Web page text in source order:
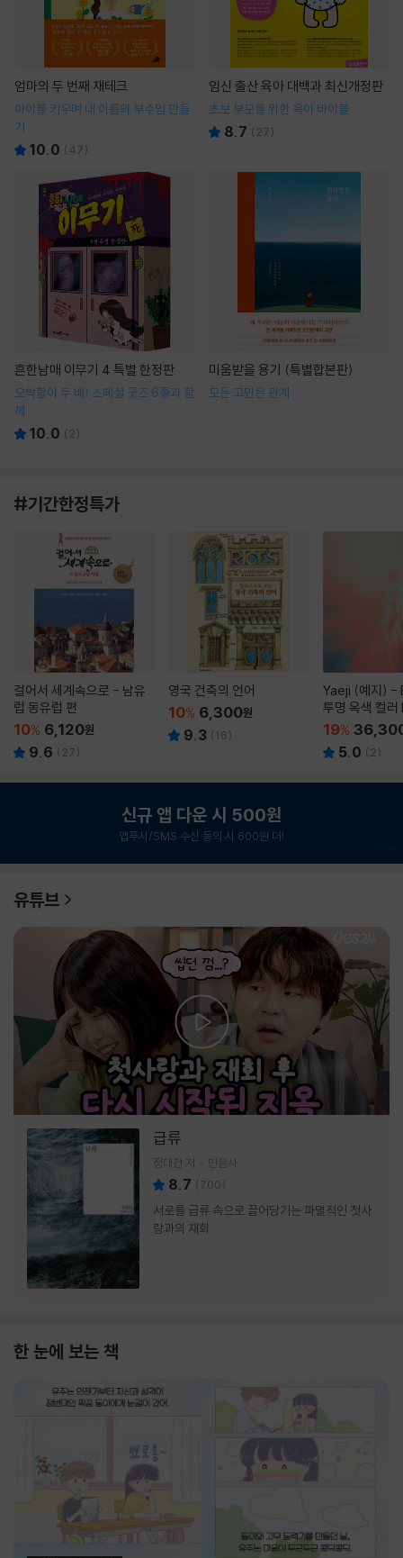
엄마의 두 번째 재테크
아이를 키우며 내 이름의 부수입 만들
기
10.0 (47)
임신 출산 육아 대백과 최신개정판
초보 부모를 위한 육아 바이블
8.7 ( 27)
흔한남매 이무기 4 특별 한정판
오싹함이 두 배! 스페셜 굿즈 6종과 함
께
10.0 ( 2)
미움받을 용기 (특별합본판)
모든 고민은 관계
#기간한정특가
걸어서 세계속으로 - 남유
럽 동유럽 편
10% 6,120원
9.6 ( 27)
영국 건축의 언어
10% 6,300원
9.3 (16)
Yaeji (예지) -
투명 옥색 컬
19%
5.0 ( 2)
신규 앱 다운 시 500원
앱푸시/SMS 수신 동의 시 600원 더!
유튜브
급류
정대건 저 민음사
8.7 (700)
서로를 급류 속으로 끌어당기는 파멸적인 첫사
랑과의 재회
한 눈에 보는 책